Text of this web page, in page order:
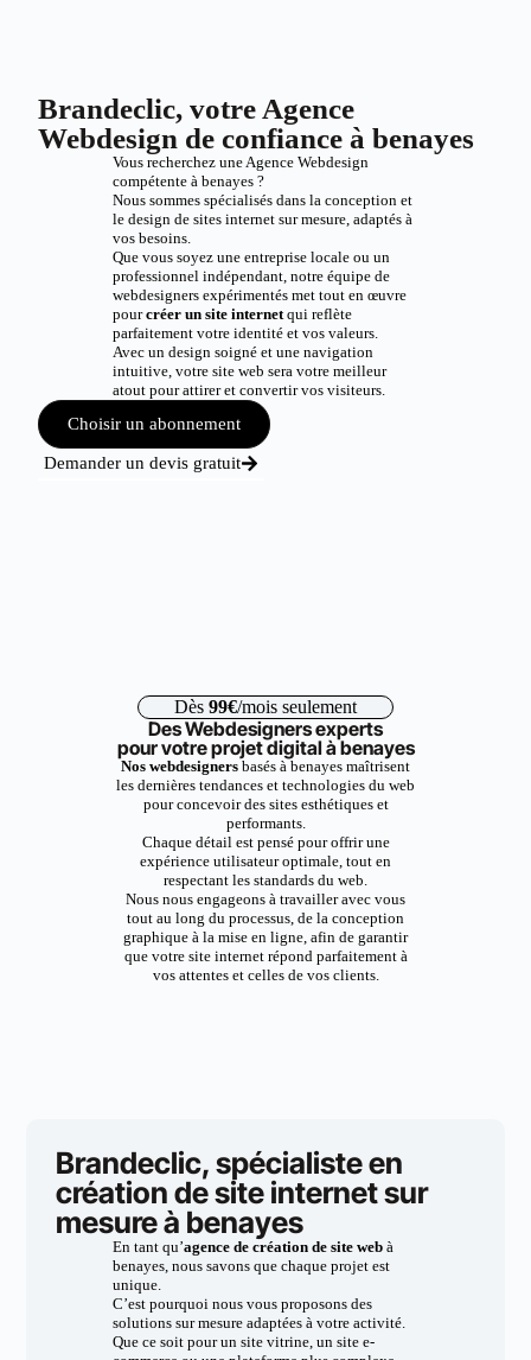
Brandeclic, votre Agence
Webdesign de confiance à benayes
Vous recherchez une Agence Webdesign
compétente à benayes ?
Nous sommes spécialisés dans la conception et
le design de sites internet sur mesure, adaptés à
vos besoins.
Que vous soyez une entreprise locale ou un
professionnel indépendant, notre équipe de
webdesigners expérimentés met tout en œuvre
pourcréer un site internetqui reflète
parfaitement votre identité et vos valeurs.
Avec un design soigné et une navigation
intuitive, votre site web sera votre meilleur
atout pour attirer et convertir vos visiteurs.
Choisir un abonnement
Demander un devis gratuit
Dès 99€/mois seulement
Des Webdesigners experts
pour votre projet digital à benayes
Nos webdesigners basés à benayes maîtrisent
les dernières tendances et technologies du web
pour concevoir des sites esthétiques et
performants.
Chaque détail est pensé pour offrir une
expérience utilisateur optimale, tout en
respectant les standards du web.
Nous nous engageons à travailler avec vous
tout au long du processus, de la conception
graphique à la mise en ligne, afin de garantir
que votre site internet répond parfaitement à
vos attentes et celles de vos clients.
Brandeclic, spécialiste en
création de site internet sur
mesure à benayes
En tant qu’agence de création de site webà
benayes, nous savons que chaque projet est
unique.
C’est pourquoi nous vous proposons des
solutions sur mesure adaptées à votre activité.
Que ce soit pour un site vitrine, un site e-